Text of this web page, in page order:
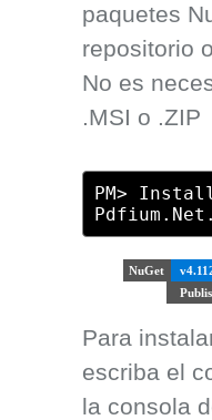
paquetes
repositorio
No es
.MSI o .ZIP
PM>
NuGet
Para
escriba el
la consola